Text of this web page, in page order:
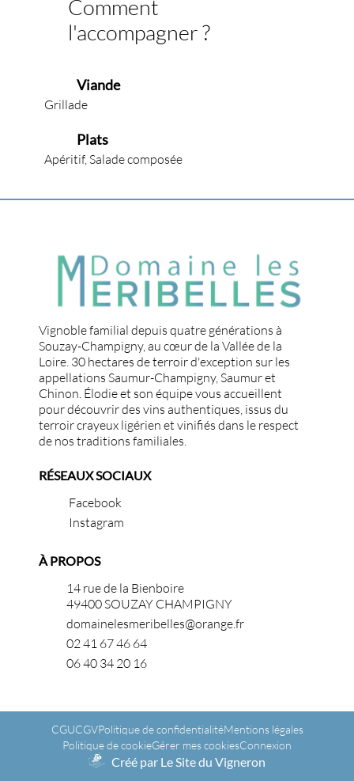
Comment
l'accompagner ?
Viande
Grillade
Plats
Apéritif, Salade composée
Vignoble familial depuis quatre générations à
Souzay-Champigny, au cœur de la Vallée de la
Loire. 30 hectares de terroir d'exception sur les
appellations Saumur-Champigny, Saumur et
Chinon. Élodie et son équipe vous accueillent
pour découvrir des vins authentiques, issus du
terroir crayeux ligérien et vinifiés dans le respect
de nos traditions familiales.
RÉSEAUX SOCIAUX
Facebook
Instagram
À PROPOS
14 rue de la Bienboire
49400 SOUZAY CHAMPIGNY
domainelesmeribelles@orange.fr
02 41 67 46 64
06 40 34 20 16
CGUCGVPolitique de confidentialitéMentions légales
Politique de cookieGérer mes cookiesConnexion
Créé par Le Site du Vigneron